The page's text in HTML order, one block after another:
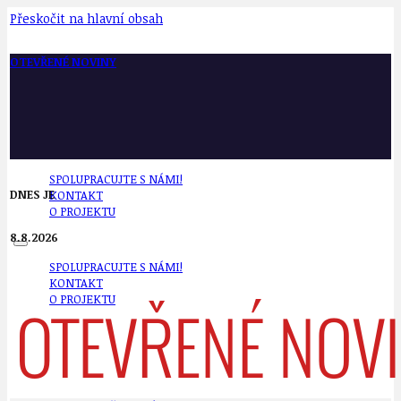
Přeskočit na hlavní obsah
OTEVŘENÉ NOVINY
SPOLUPRACUJTE S NÁMI!
KONTAKT
O PROJEKTU
SPOLUPRACUJTE S NÁMI!
KONTAKT
O PROJEKTU
DNES JE
8.8.2026